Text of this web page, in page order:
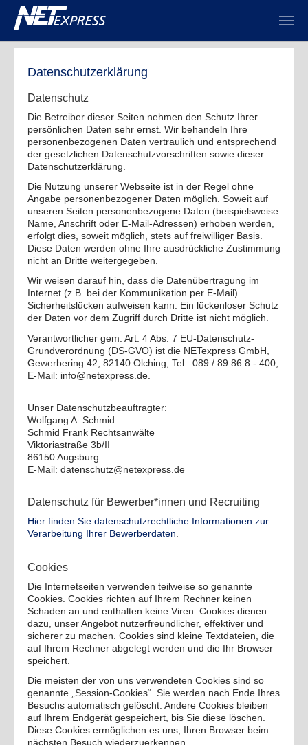
Zum Hauptinhalt springen
Datenschutzerklärung
Datenschutz
Die Betreiber dieser Seiten nehmen den Schutz Ihrer
persönlichen Daten sehr ernst. Wir behandeln Ihre
personenbezogenen Daten vertraulich und entsprechend
der gesetzlichen Datenschutzvorschriften sowie dieser
Datenschutzerklärung.
Die Nutzung unserer Webseite ist in der Regel ohne
Angabe personenbezogener Daten möglich. Soweit auf
unseren Seiten personenbezogene Daten (beispielsweise
Name, Anschrift oder E-Mail-Adressen) erhoben werden,
erfolgt dies, soweit möglich, stets auf freiwilliger Basis.
Diese Daten werden ohne Ihre ausdrückliche Zustimmung
nicht an Dritte weitergegeben.
Wir weisen darauf hin, dass die Datenübertragung im
Internet (z.B. bei der Kommunikation per E-Mail)
Sicherheitslücken aufweisen kann. Ein lückenloser Schutz
der Daten vor dem Zugriff durch Dritte ist nicht möglich.
Verantwortlicher gem. Art. 4 Abs. 7 EU-Datenschutz-
Grundverordnung (DS-GVO) ist die NETexpress GmbH,
Gewerbering 42, 82140 Olching, Tel.: 089 / 89 86 8 - 400,
E-Mail: info@netexpress.de.
Unser Datenschutzbeauftragter:
Wolfgang A. Schmid
Schmid Frank Rechtsanwälte
Viktoriastraße 3b/II
86150 Augsburg
E-Mail: datenschutz@netexpress.de
Datenschutz für Bewerber*innen und Recruiting
Hier finden Sie datenschutzrechtliche Informationen zur
Verarbeitung Ihrer Bewerberdaten
Cookies
Die Internetseiten verwenden teilweise so genannte
Cookies. Cookies richten auf Ihrem Rechner keinen
Schaden an und enthalten keine Viren. Cookies dienen
dazu, unser Angebot nutzerfreundlicher, effektiver und
sicherer zu machen. Cookies sind kleine Textdateien, die
auf Ihrem Rechner abgelegt werden und die Ihr Browser
speichert.
Die meisten der von uns verwendeten Cookies sind so
genannte „Session-Cookies“. Sie werden nach Ende Ihres
Besuchs automatisch gelöscht. Andere Cookies bleiben
auf Ihrem Endgerät gespeichert, bis Sie diese löschen.
Diese Cookies ermöglichen es uns, Ihren Browser beim
nächsten Besuch wiederzuerkennen.